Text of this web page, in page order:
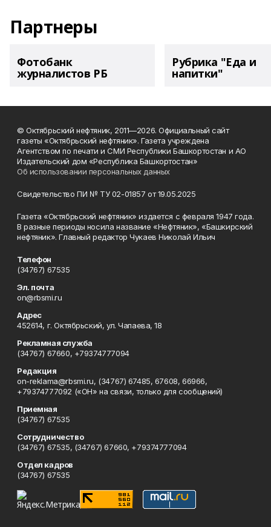
Партнеры
Фотобанк
журналистов РБ
Рубрика "Еда и
напитки"
© Октябрьский нефтяник, 2011—2026. Официальный сайт
газеты «Октябрьский нефтяник». Газета учреждена
Агентством по печати и СМИ Республики Башкортостан и АО
Издательский дом «Республика Башкортостан»
Об использовании персональных данных
Свидетельство ПИ № ТУ 02-01857 от 19.05.2025
Газета «Октябрьский нефтяник» издается с февраля 1947 года.
В разные периоды носила название «Нефтяник», «Башкирский
нефтяник». Главный редактор Чукаев Николай Ильич
Телефон
(34767) 67535
Эл. почта
on@rbsmi.ru
Адрес
452614, г. Октябрьский, ул. Чапаева, 18
Рекламная служба
(34767) 67660, +79374777094
Редакция
on-reklama@rbsmi.ru, (34767) 67485, 67608, 66966,
+79374777092 («ОН» на связи, только для сообщений)
Приемная
(34767) 67535
Сотрудничество
(34767) 67535, (34767) 67660, +79374777094
Отдел кадров
(34767) 67535